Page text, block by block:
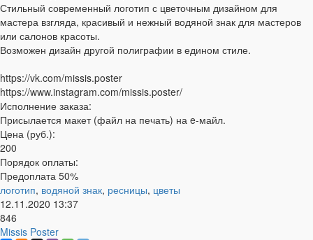
Стильный современный логотип с цветочным дизайном для
мастера взгляда, красивый и нежный водяной знак для мастеров
или салонов красоты.
Возможен дизайн другой полиграфии в едином стиле.
https://vk.com/missis.poster
https://www.instagram.com/missis.poster/
Исполнение заказа:
Присылается макет (файл на печать) на e-майл.
Цена (руб.):
200
Порядок оплаты:
Предоплата 50%
логотип, водяной знак, ресницы, цветы
12.11.2020 13:37
846
Missis Poster